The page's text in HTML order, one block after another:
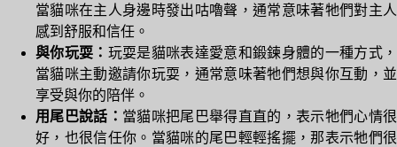
當貓咪在主人身邊時發出咕嚕聲，通常意味著牠們對主人
感到舒服和信任。
與你玩耍： 玩耍是貓咪表達愛意和鍛鍊身體的一種方式，
當貓咪主動邀請你玩耍，通常意味著牠們想與你互動，並
享受與你的陪伴。
用尾巴說話： 當貓咪把尾巴舉得直直的，表示牠們心情很
好，也很信任你。當貓咪的尾巴輕輕搖擺，那表示牠們很